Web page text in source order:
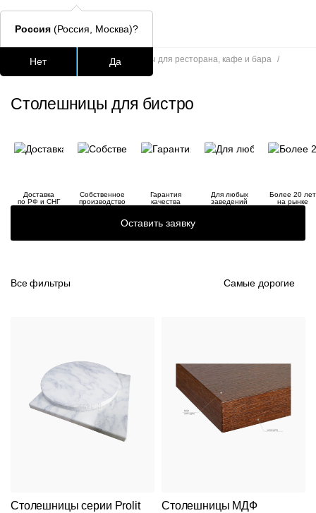
Столешницы
lars
шафран
Главная Столешницы для ресторана, кафе и бара /
Столешницы для бистро
Столешницы для бистро
Доставка
по РФ и СНГ
Собственное
производство
Гарантия
качества
Для любых
заведений
Более 20 лет
на рынке
Оставить заявку
Все фильтры Самые дорогие
Столешницы серии Prolit
Столешницы МДФ
Россия (Россия, Москва)?
Нет Да